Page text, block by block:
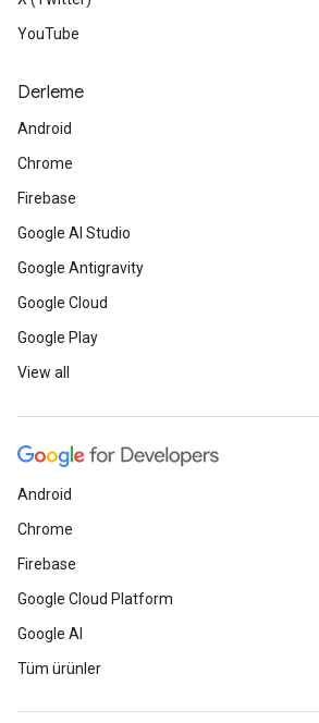
YouTube
Derleme
Android
Chrome
Firebase
Google AI Studio
Google Antigravity
Google Cloud
Google Play
View all
Android
Chrome
Firebase
Google Cloud Platform
Google AI
Tüm ürünler